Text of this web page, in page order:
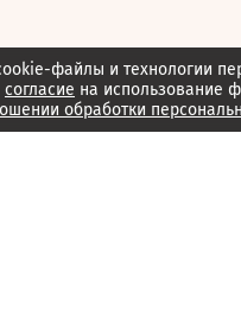
файлы и технологии
согласие на использование
обработки